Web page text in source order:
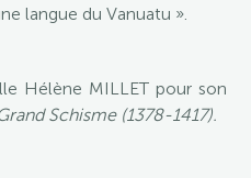
langue du Vanuatu ».
Hélène MILLET pour son
Schisme (1378-1417).